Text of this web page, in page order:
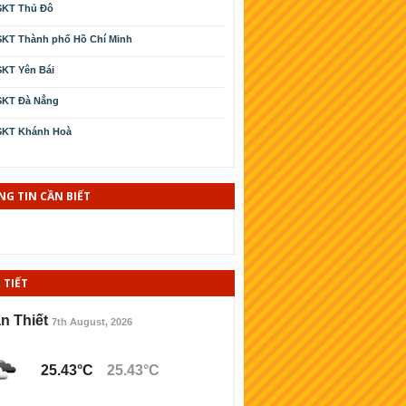
Thủ Đô
Thành phố Hồ Chí Minh
Yên Bái
Ðà Nẳng
Khánh Hoà
Phú Yên
Ninh Thuận
Bình Ðịnh
Lào cai
TIN CẦN BIẾT
TIẾT
Thiết 7th August, 2026
25.43°C 25.43°C